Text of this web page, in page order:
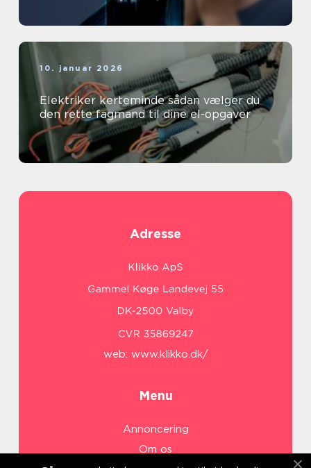
10. januar 2026
Elektriker kerteminde sådan vælger du
den rette fagmand til dine el-opgaver
Adresse
web: www.klikko.dk/
Menu
Annoncering
Om os